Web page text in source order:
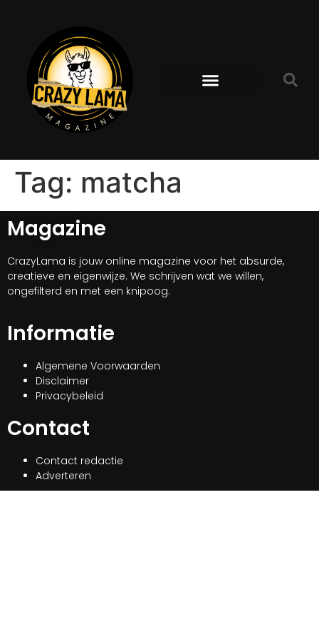
Tag: matcha
Magazine
CrazyLama is jouw online magazine voor het absurde,
creatieve en eigenwijze. We schrijven wat we willen,
ongefilterd en met een knipoog.
Informatie
Algemene Voorwaarden
Disclaimer
Privacybeleid
Contact
Contact redactie
Adverteren